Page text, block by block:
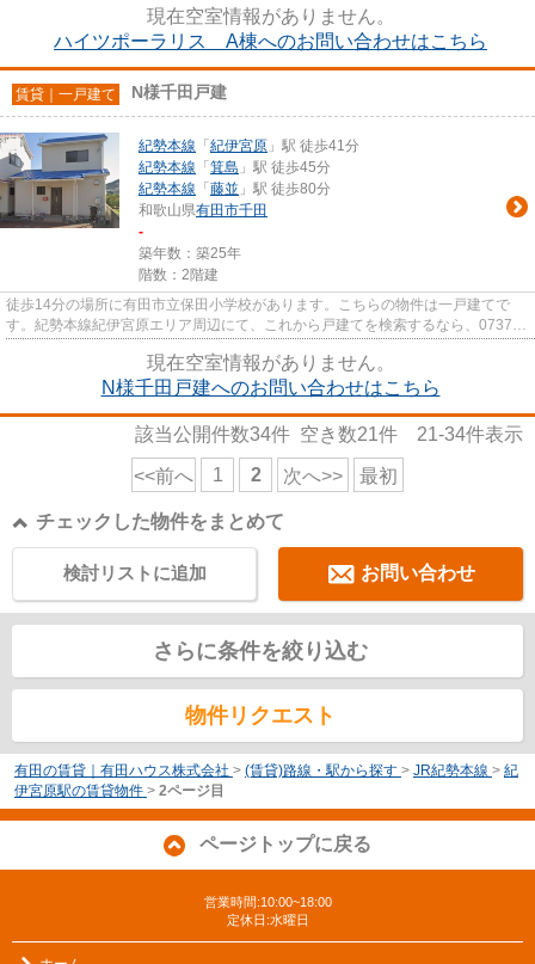
現在空室情報がありません。
ハイツポーラリス A棟へのお問い合わせはこちら
賃貸｜一戸建て N様千田戸建
紀勢本線 「 紀伊宮原 」駅 徒歩41分
紀勢本線 「 箕島 」駅 徒歩45分
紀勢本線 「 藤並 」駅 徒歩80分
和歌山県有田市千田
-
築年数：築25年
階数：2階建
徒歩14分の場所に有田市立保田小学校があります。こちらの物件は一戸建てで
す。紀勢本線紀伊宮原エリア周辺にて、これから戸建てを検索するなら、0737-
現在空室情報がありません。
N様千田戸建へのお問い合わせはこちら
該当公開件数34件 空き数21件 21-34件表示
<<前へ 1 2 次へ>> 最初
チェックした物件をまとめて
お問い合わせ
検討リストに追加
さらに条件を絞り込む
物件リクエスト
有田の賃貸｜有田ハウス株式会社 > (賃貸)路線・駅から探す > JR紀勢本線 > 紀
伊宮原駅の賃貸物件 > 2ページ目
ページトップに戻る
営業時間:10:00~18:00
定休日:水曜日